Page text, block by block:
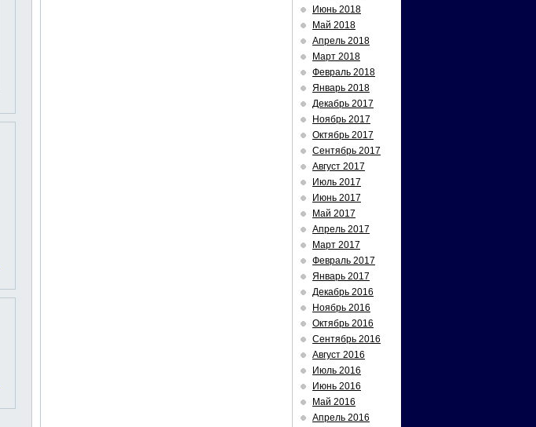
Июнь 2018
Май 2018
Апрель 2018
Март 2018
Февраль 2018
Январь 2018
Декабрь 2017
Ноябрь 2017
Октябрь 2017
Сентябрь 2017
Август 2017
Июль 2017
Июнь 2017
Май 2017
Апрель 2017
Март 2017
Февраль 2017
Январь 2017
Декабрь 2016
Ноябрь 2016
Октябрь 2016
Сентябрь 2016
Август 2016
Июль 2016
Июнь 2016
Май 2016
Апрель 2016